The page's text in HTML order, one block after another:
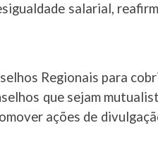
salarial,
Regionais para
que sejam
ações de